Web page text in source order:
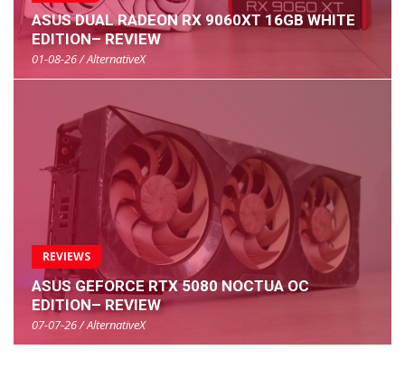
ASUS DUAL RADEON RX 9060XT 16GB WHITE
EDITION– REVIEW
01-08-26 / AlternativeX
REVIEWS
ASUS GEFORCE RTX 5080 NOCTUA OC
EDITION– REVIEW
07-07-26 / AlternativeX